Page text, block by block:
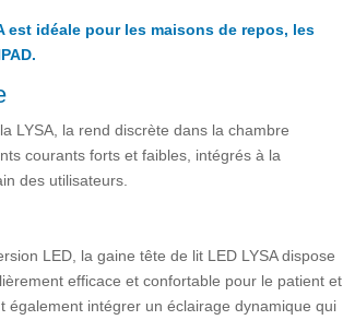
est idéale pour les maisons de repos, les
LYSA, la rend discrète dans la chambre
courants forts et faibles, intégrés à la
des utilisateurs.
LED, la gaine tête de lit LED LYSA dispose
efficace et confortable pour le patient et
également intégrer un éclairage dynamique qui